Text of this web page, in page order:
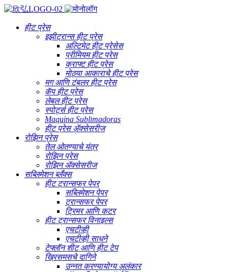
हीट प्रेस
इझीट्रान्स हीट प्रेस
अल्टिमेट हीट प्रेसेस
प्रीमियम हीट प्रेस
क्राफ्ट हीट प्रेस
मोठ्या आकाराचे हीट प्रेस
मग आणि टंबलर हीट प्रेस
कॅप हीट प्रेस
लेबल हीट प्रेस
स्पोर्ट्स हीट प्रेस
Maquina Sublimadoras
हीट प्रेस ॲक्सेसरीज
रोझिन प्रेस
तेल ओतण्याचे यंत्र
रोझिन प्रेस
रोझिन ॲक्सेसरीज
सब्लिमेशन ब्लँक्स
हीट ट्रान्सफर पेपर
सब्लिमेशन पेपर
ट्रान्सफर पेपर
ट्रिमर आणि कटर
हीट ट्रान्सफर विनाइल्स
एचटीव्ही
एचटीव्ही साधने
टेफ्लॉन शीट आणि हीट टेप
ख्रिसमसचे दागिने
उन्नत करण्यायोग्य अलंकार